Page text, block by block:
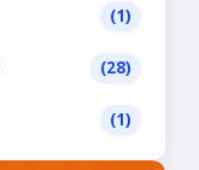
(1)
(28)
(1)